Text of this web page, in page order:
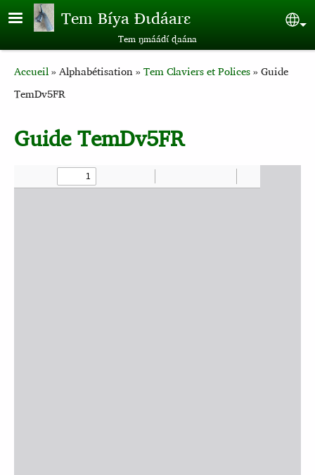
Aller au contenu principal
Tem Bíya Ɖɩdáarɛ
Tem ŋmáádɩ́ ɖaána
Breadcrumb
Accueil Alphabétisation Tem Claviers et Polices Guide
TemDv5FR
Guide TemDv5FR